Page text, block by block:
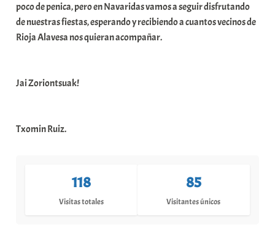
poco de penica, pero en Navaridas vamos a seguir disfrutando
de nuestras fiestas, esperando y recibiendo a cuantos vecinos de
Rioja Alavesa nos quieran acompañar.
Jai Zoriontsuak!
Txomin Ruiz.
118
Visitas totales
85
Visitantes únicos